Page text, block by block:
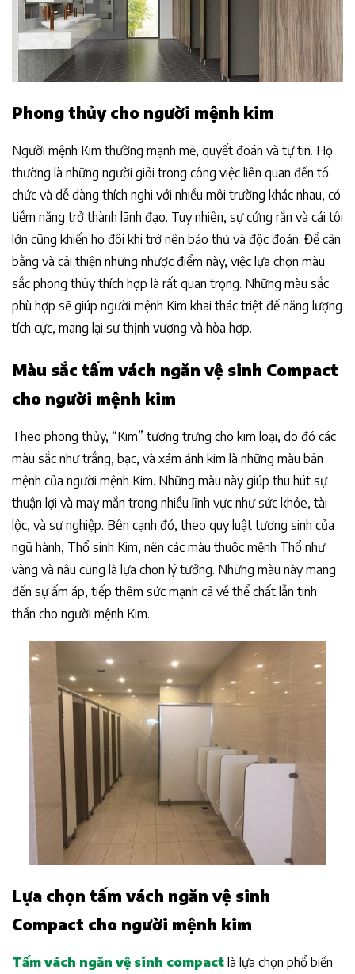
Phong thủy cho người mệnh kim
Người mệnh Kim thường mạnh mẽ, quyết đoán và tự tin. Họ
thường là những người giỏi trong công việc liên quan đến tổ
chức và dễ dàng thích nghi với nhiều môi trường khác nhau, có
tiềm năng trở thành lãnh đạo. Tuy nhiên, sự cứng rắn và cái tôi
lớn cũng khiến họ đôi khi trở nên bảo thủ và độc đoán. Để cân
bằng và cải thiện những nhược điểm này, việc lựa chọn màu
sắc phong thủy thích hợp là rất quan trọng. Những màu sắc
phù hợp sẽ giúp người mệnh Kim khai thác triệt để năng lượng
tích cực, mang lại sự thịnh vượng và hòa hợp.
Màu sắc tấm vách ngăn vệ sinh Compact
cho người mệnh kim
Theo phong thủy, “Kim” tượng trưng cho kim loại, do đó các
màu sắc như trắng, bạc, và xám ánh kim là những màu bản
mệnh của người mệnh Kim. Những màu này giúp thu hút sự
thuận lợi và may mắn trong nhiều lĩnh vực như sức khỏe, tài
lộc, và sự nghiệp. Bên cạnh đó, theo quy luật tương sinh của
ngũ hành, Thổ sinh Kim, nên các màu thuộc mệnh Thổ như
vàng và nâu cũng là lựa chọn lý tưởng. Những màu này mang
đến sự ấm áp, tiếp thêm sức mạnh cả về thể chất lẫn tinh
thần cho người mệnh Kim.
Lựa chọn tấm vách ngăn vệ sinh
Compact cho người mệnh kim
Tấm vách ngăn vệ sinh compact là lựa chọn phổ biến